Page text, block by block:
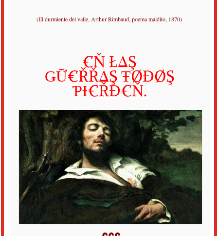
(El durmiente del valle, Arthur Rimbaud, poema maldito, 1870)
€Ň ŁΔŞ
ǤỮ€ŘŘΔŞ ŦØĐØŞ
ƤƗ€ŘĐ€Ň.